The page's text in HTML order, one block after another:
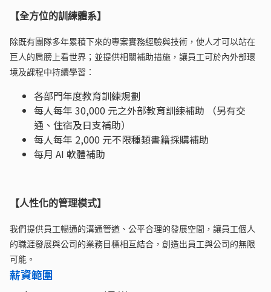
【全方位的訓練體系】
除既有團隊多年累積下來的專案實務經驗與技術，使人才可以站在
巨人的肩膀上看世界；並提供相關補助措施，讓員工可於內外部環
境及課程中持續學習：
各部門年度教育訓練規劃
每人每年 30,000 元之外部教育訓練補助 （另有交
通、住宿及日支補助）
每人每年 2,000 元不限種類書籍採購補助
每月 AI 軟體補助
【人性化的管理模式】
我們提供員工暢通的溝通管道、公平合理的發展空間，讓員工個人
的職涯發展與公司的業務目標相互結合，創造出員工與公司的無限
可能。
薪資範圍